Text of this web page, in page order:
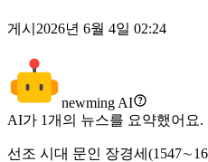
게시 2026년 6월 4일 02:24
newming AI
AI가 1개의 뉴스를 요약했어요.
선조 시대 문인 장경세